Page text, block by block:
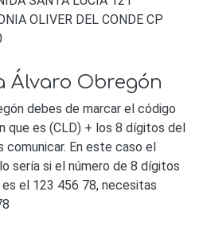
OLIVER DEL CONDE CP
Álvaro Obregón
debes de marcar el código
que es (CLD) + los 8 dígitos del
En este caso el
sería si el número de 8 dígitos
el 123 456 78, necesitas